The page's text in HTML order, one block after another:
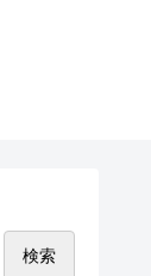
検索